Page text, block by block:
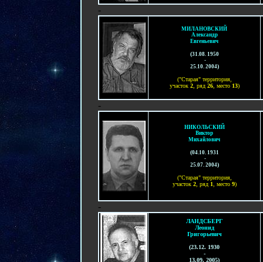
-
МИЛАНОВСКИЙ
Александр
Евгеньевич
(31.08. 1950
-
25.10. 2004)
("Старая" территория,
участок 2, ряд 26, место 13)
-
НИКОЛЬСКИЙ
Виктор
Михайлович
(04.10. 1931
-
25.07. 2004)
("Старая" территория,
участок 2, ряд 1, место 9)
-
ЛАНДСБЕРГ
Леонид
Григорьевич
(23.12. 1930
-
13.09. 2005)